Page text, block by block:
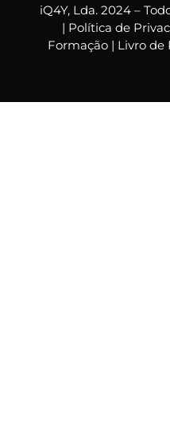
iQ4Y, Lda. 2024 –
| Política de
Formação| Livro de